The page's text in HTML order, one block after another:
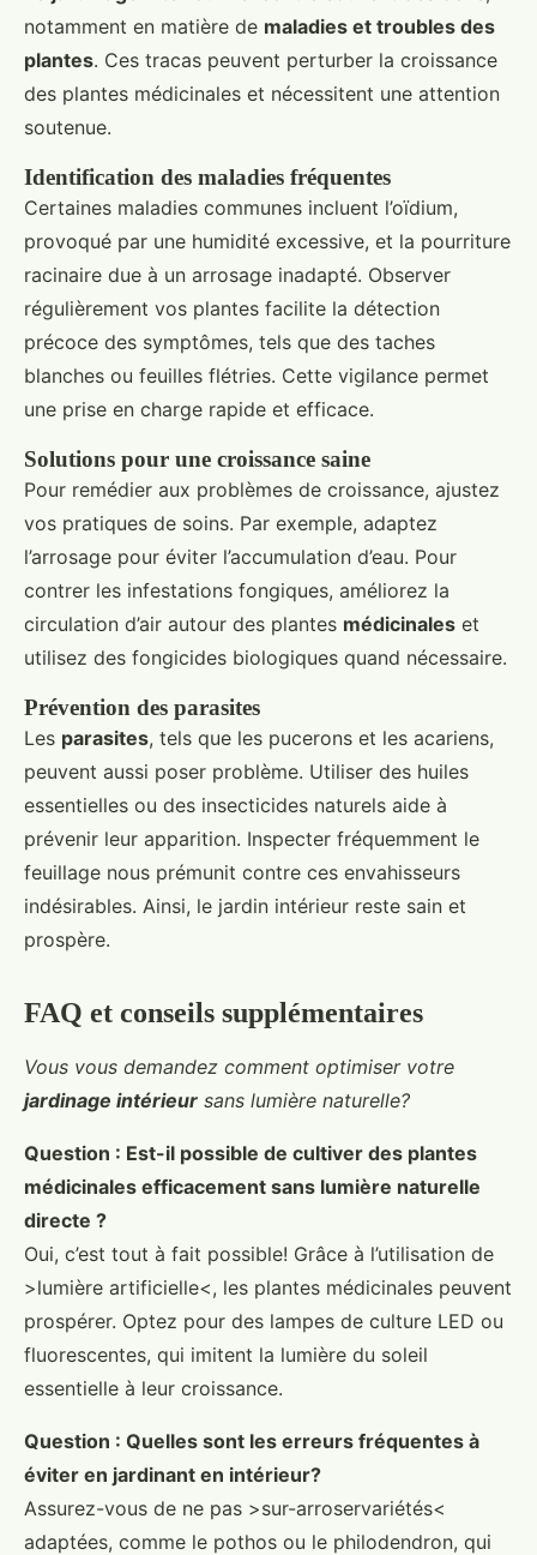
notamment en matière de maladies et troubles des
plantes. Ces tracas peuvent perturber la croissance
des plantes médicinales et nécessitent une attention
soutenue.
Identification des maladies fréquentes
Certaines maladies communes incluent l’oïdium,
provoqué par une humidité excessive, et la pourriture
racinaire due à un arrosage inadapté. Observer
régulièrement vos plantes facilite la détection
précoce des symptômes, tels que des taches
blanches ou feuilles flétries. Cette vigilance permet
une prise en charge rapide et efficace.
Solutions pour une croissance saine
Pour remédier aux problèmes de croissance, ajustez
vos pratiques de soins. Par exemple, adaptez
l’arrosage pour éviter l’accumulation d’eau. Pour
contrer les infestations fongiques, améliorez la
circulation d’air autour des plantes médicinales et
utilisez des fongicides biologiques quand nécessaire.
Prévention des parasites
Les parasites, tels que les pucerons et les acariens,
peuvent aussi poser problème. Utiliser des huiles
essentielles ou des insecticides naturels aide à
prévenir leur apparition. Inspecter fréquemment le
feuillage nous prémunit contre ces envahisseurs
indésirables. Ainsi, le jardin intérieur reste sain et
prospère.
FAQ et conseils supplémentaires
Vous vous demandez comment optimiser votre
jardinage intérieur sans lumière naturelle?
Question : Est-il possible de cultiver des plantes
médicinales efficacement sans lumière naturelle
directe ?
Oui, c’est tout à fait possible! Grâce à l’utilisation de
>lumière artificielle<, les plantes médicinales peuvent
prospérer. Optez pour des lampes de culture LED ou
fluorescentes, qui imitent la lumière du soleil
essentielle à leur croissance.
Question : Quelles sont les erreurs fréquentes à
éviter en jardinant en intérieur?
Assurez-vous de ne pas >sur-arroservariétés<
adaptées, comme le pothos ou le philodendron, qui